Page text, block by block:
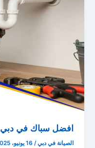
افضل سباك في دبي
الصيانة في دبي/ 16 يونيو، 2025